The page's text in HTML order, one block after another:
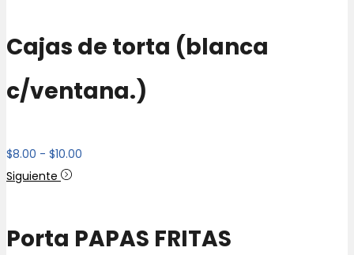
Cajas de torta (blanca
c/ventana.)
$8.00 - $10.00
$8.00
Siguiente
Porta PAPAS FRITAS